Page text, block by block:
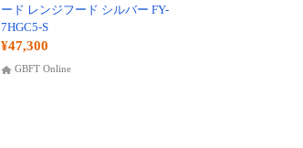
ード レンジフード シルバー FY-
7HGC5-S
¥47,300
GBFT Online